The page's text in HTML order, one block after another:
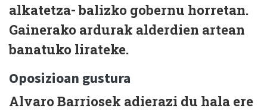
alkatetza- balizko gobernu horretan.
Gainerako ardurak alderdien artean
banatuko lirateke.
Oposizioan gustura
Alvaro Barriosek adierazi du hala ere